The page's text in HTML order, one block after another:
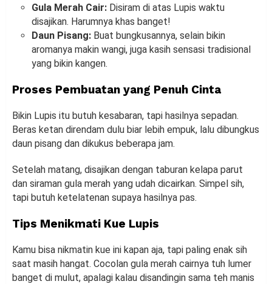
Gula Merah Cair: Disiram di atas Lupis waktu
disajikan. Harumnya khas banget!
Daun Pisang: Buat bungkusannya, selain bikin
aromanya makin wangi, juga kasih sensasi tradisional
yang bikin kangen.
Proses Pembuatan yang Penuh Cinta
Bikin Lupis itu butuh kesabaran, tapi hasilnya sepadan.
Beras ketan direndam dulu biar lebih empuk, lalu dibungkus
daun pisang dan dikukus beberapa jam.
Setelah matang, disajikan dengan taburan kelapa parut
dan siraman gula merah yang udah dicairkan. Simpel sih,
tapi butuh ketelatenan supaya hasilnya pas.
Tips Menikmati Kue Lupis
Kamu bisa nikmatin kue ini kapan aja, tapi paling enak sih
saat masih hangat. Cocolan gula merah cairnya tuh lumer
banget di mulut, apalagi kalau disandingin sama teh manis